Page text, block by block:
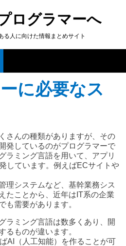
ログラマーへ
る人に向けた情報まとめサイト
に必要なス
さんの種類がありますが、その
発しているのがプログラマーで
ラミング言語を用いて、アプリ
しています。例えばECサイトや
理システムなど、基幹業務シス
たことから、近年はIT系の企業
も需要があります。
ラミング言語は数多くあり、開
るものが違います。
AI（人工知能）を作ることが可